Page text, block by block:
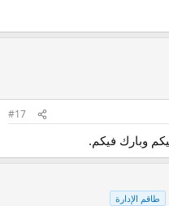
#17
وبارك فيكم.
طاقم الإدارة